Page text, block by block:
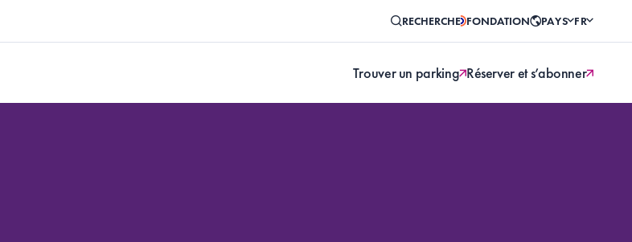
RECHERCHE FONDATION PAYS FR
Trouver un parking Réserver et s’abonner